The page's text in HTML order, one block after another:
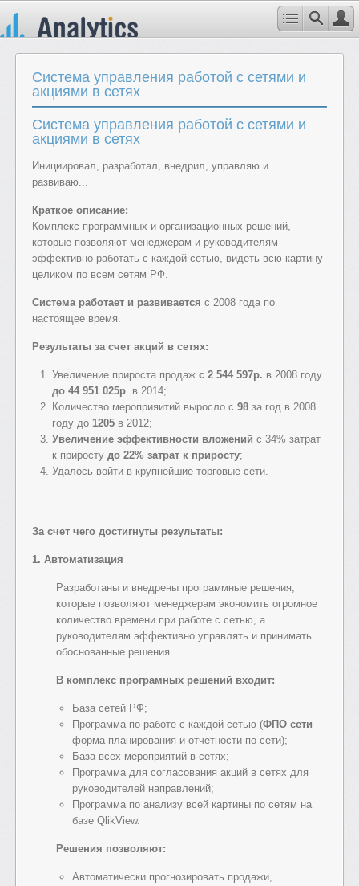
Система управления работой с сетями и
акциями в сетях
Система управления работой с сетями и
акциями в сетях
Инициировал, разработал, внедрил, управляю и
развиваю...
Краткое описание:
Комплекс программных и организационных решений,
которые позволяют менеджерам и руководителям
эффективно работать с каждой сетью, видеть всю картину
целиком по всем сетям РФ.
Система работает и развивается с 2008 года по
настоящее время.
Результаты за счет акций в сетях:
Увеличение прироста продаж с 2 544 597р. в 2008 году
до 44 951 025р. в 2014;
Количество мероприяитий выросло с 98 за год в 2008
году до 1205 в 2012;
Увеличение эффективности вложений с 34% затрат
к приросту до 22% затрат к приросту;
Удалось войти в крупнейшие торговые сети.
За счет чего достигнуты результаты:
1. Автоматизация
Разработаны и внедрены программные решения,
которые позволяют менеджерам экономить огромное
количество времени при работе с сетью, а
руководителям эффективно управлять и принимать
обоснованные решения.
В комплекс програмных решений входит:
База сетей РФ;
Программа по работе с каждой сетью (ФПО сети -
форма планирования и отчетности по сети);
База всех мероприятий в сетях;
Программа для согласования акций в сетях для
руководителей направлений;
Программа по анализу всей картины по сетям на
базе QlikView.
Решения позволяют:
Автоматически прогнозировать продажи,